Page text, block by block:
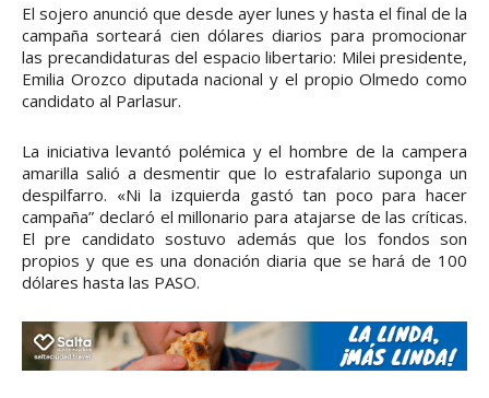
El sojero anunció que desde ayer lunes y hasta el final de la
campaña sorteará cien dólares diarios para promocionar
las precandidaturas del espacio libertario: Milei presidente,
Emilia Orozco diputada nacional y el propio Olmedo como
candidato al Parlasur.
La iniciativa levantó polémica y el hombre de la campera
amarilla salió a desmentir que lo estrafalario suponga un
despilfarro. «Ni la izquierda gastó tan poco para hacer
campaña” declaró el millonario para atajarse de las críticas.
El pre candidato sostuvo además que los fondos son
propios y que es una donación diaria que se hará de 100
dólares hasta las PASO.